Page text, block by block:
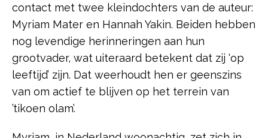
contact met twee kleindochters van de auteur:
Myriam Mater en Hannah Yakin. Beiden hebben
nog levendige herinneringen aan hun
grootvader, wat uiteraard betekent dat zij ‘op
leeftijd’ zijn. Dat weerhoudt hen er geenszins
van om actief te blijven op het terrein van
’tikoen olam’.